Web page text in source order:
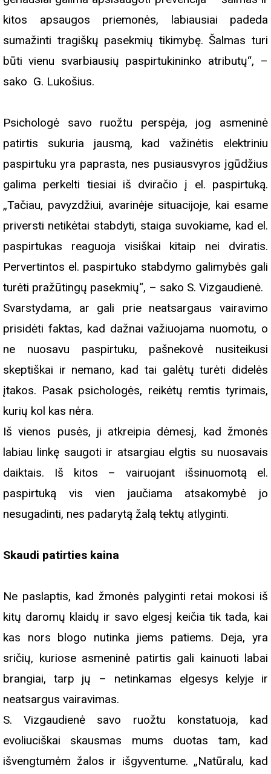
kitos apsaugos priemonės, labiausiai padeda
sumažinti tragiškų pasekmių tikimybę. Šalmas turi
būti vienu svarbiausių paspirtukininko atributų“, –
sako G. Lukošius.
Psichologė savo ruožtu perspėja, jog asmeninė
patirtis sukuria jausmą, kad važinėtis elektriniu
paspirtuku yra paprasta, nes pusiausvyros įgūdžius
galima perkelti tiesiai iš dviračio į el. paspirtuką.
„Tačiau, pavyzdžiui, avarinėje situacijoje, kai esame
priversti netikėtai stabdyti, staiga suvokiame, kad el.
paspirtukas reaguoja visiškai kitaip nei dviratis.
Pervertintos el. paspirtuko stabdymo galimybės gali
turėti pražūtingų pasekmių“, – sako S. Vizgaudienė.
Svarstydama, ar gali prie neatsargaus vairavimo
prisidėti faktas, kad dažnai važiuojama nuomotu, o
ne nuosavu paspirtuku, pašnekovė nusiteikusi
skeptiškai ir nemano, kad tai galėtų turėti didelės
įtakos. Pasak psichologės, reikėtų remtis tyrimais,
kurių kol kas nėra.
Iš vienos pusės, ji atkreipia dėmesį, kad žmonės
labiau linkę saugoti ir atsargiau elgtis su nuosavais
daiktais. Iš kitos – vairuojant išsinuomotą el.
paspirtuką vis vien jaučiama atsakomybė jo
nesugadinti, nes padarytą žalą tektų atlyginti.
Skaudi patirties kaina
Ne paslaptis, kad žmonės palyginti retai mokosi iš
kitų daromų klaidų ir savo elgesį keičia tik tada, kai
kas nors blogo nutinka jiems patiems. Deja, yra
sričių, kuriose asmeninė patirtis gali kainuoti labai
brangiai, tarp jų – netinkamas elgesys kelyje ir
neatsargus vairavimas.
S. Vizgaudienė savo ruožtu konstatuoja, kad
evoliuciškai skausmas mums duotas tam, kad
išvengtumėm žalos ir išgyventume. „Natūralu, kad